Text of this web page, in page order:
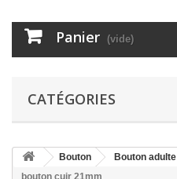
Panier (vide)
CATÉGORIES
Bouton Bouton adulte
bouton cuir 21mm